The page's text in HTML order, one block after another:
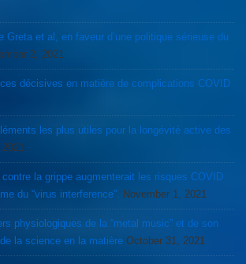
Greta et al, en faveur d’une politique sérieuse du
2, 2021
décisives en matière de complications COVID
les plus utiles pour la longévité active des
la grippe augmenterait les risques COVID
du “virus interference”. November 1, 2021
physiologiques de la “metal music” et de son
la science en la matière October 31, 2021